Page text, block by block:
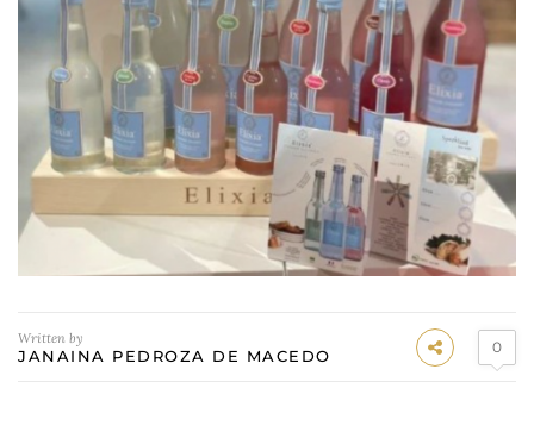
Written by
JANAINA PEDROZA DE MACEDO 0